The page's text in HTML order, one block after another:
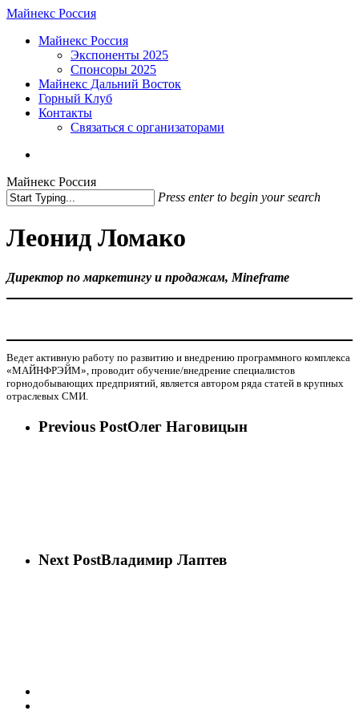
Skip
main
Майнекс Россия
Menu
Майнекс Россия
Экспоненты 2025
Спонсоры 2025
Майнекс Дальний Восток
Горный Клуб
Контакты
Связаться с организаторами
Майнекс Россия
Press enter to begin your search
Search
Леонид Ломако
Директор по маркетингу и продажам, Mineframe
Ведет активную работу по развитию и внедрению программного комплекса
«МАЙНФРЭЙМ», проводит обучение/внедрение специалистов
горнодобывающих предприятий, является автором ряда статей в крупных
отраслевых СМИ.
Previous PostОлег Наговицын
Next PostВладимир Лаптев